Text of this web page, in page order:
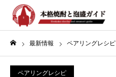
最新情報 ペアリングレシピ
ペアリングレシピ